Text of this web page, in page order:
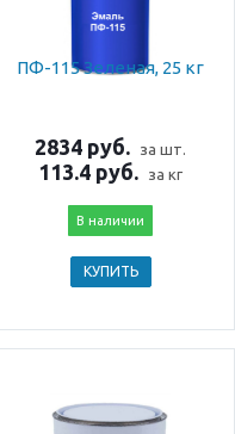
ПФ-115 Зеленая, 25 кг
2834 руб. за шт.
113.4 руб. за кг
В наличии
КУПИТЬ